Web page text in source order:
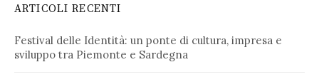
ARTICOLI RECENTI
Festival delle Identità: un ponte di cultura, impresa e
sviluppo tra Piemonte e Sardegna